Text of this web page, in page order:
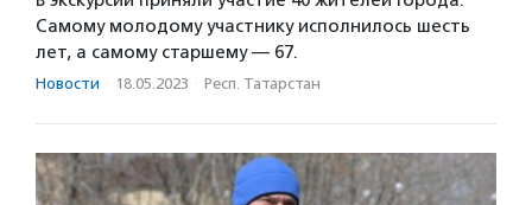
Самому молодому участнику исполнилось шесть
лет, а самому старшему — 67.
Новости · 18.05.2023 · Респ. Татарстан